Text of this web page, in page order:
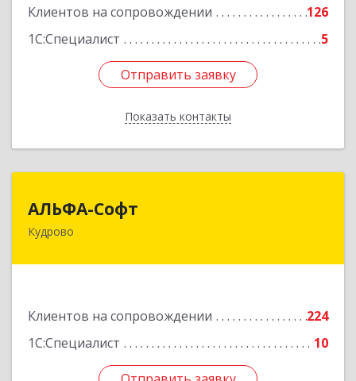
Клиентов на сопровождении
126
1С:Специалист
5
Отправить заявку
Показать контакты
Подробнее
Отправить заявку
Назад
АЛЬФА-Софт
Кудрово
Клиентов на сопровождении
224
1С:Специалист
10
188692, Ленинградская обл, Всеволожский м.р-
Подробнее